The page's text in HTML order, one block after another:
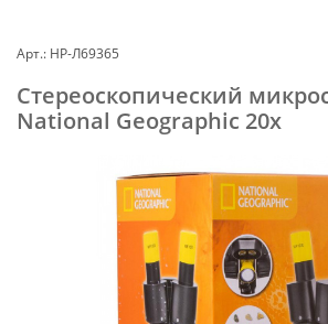
Арт.: НР-Л69365
Стереоскопический
National Geographic 20x